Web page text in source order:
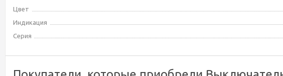
Цвет
Индикация
Серия